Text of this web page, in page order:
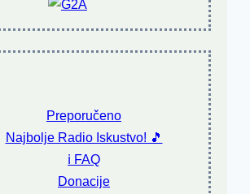
Preporučeno
Najbolje Radio Iskustvo! 🎵
ℹ️ FAQ
Donacije